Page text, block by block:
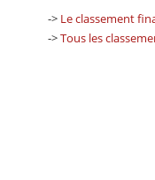
-> Le classement
->Tous les